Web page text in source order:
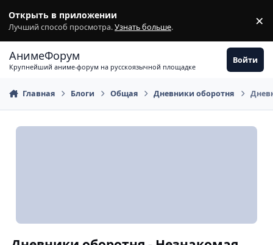
Открыть в приложении
Лучший способ просмотра.Узнать больше. ×
АнимеФорум
Крупнейший аниме-форум на русскоязычной площадке
Войти
Главная Блоги Общая Дневники оборотня